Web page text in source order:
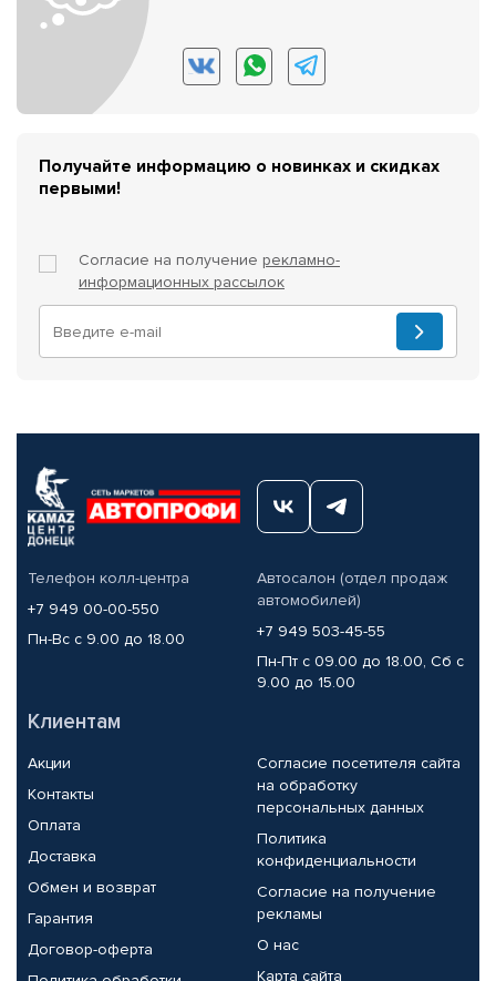
Получайте информацию о новинках и скидках
первыми!
Согласие на получение рекламно-
информационных рассылок
Телефон колл-центра
+7 949 00-00-550
Пн-Вс с 9.00 до 18.00
Автосалон (отдел продаж
автомобилей)
+7 949 503-45-55
Пн-Пт с 09.00 до 18.00, Сб с
9.00 до 15.00
Клиентам
Акции
Контакты
Оплата
Доставка
Обмен и возврат
Гарантия
Договор-оферта
Согласие посетителя сайта
на обработку
персональных данных
Политика
конфиденциальности
Согласие на получение
рекламы
О нас
Карта сайта